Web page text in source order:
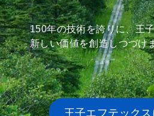
特殊紙・高機能フ
開発から製造ま
王子エフテック